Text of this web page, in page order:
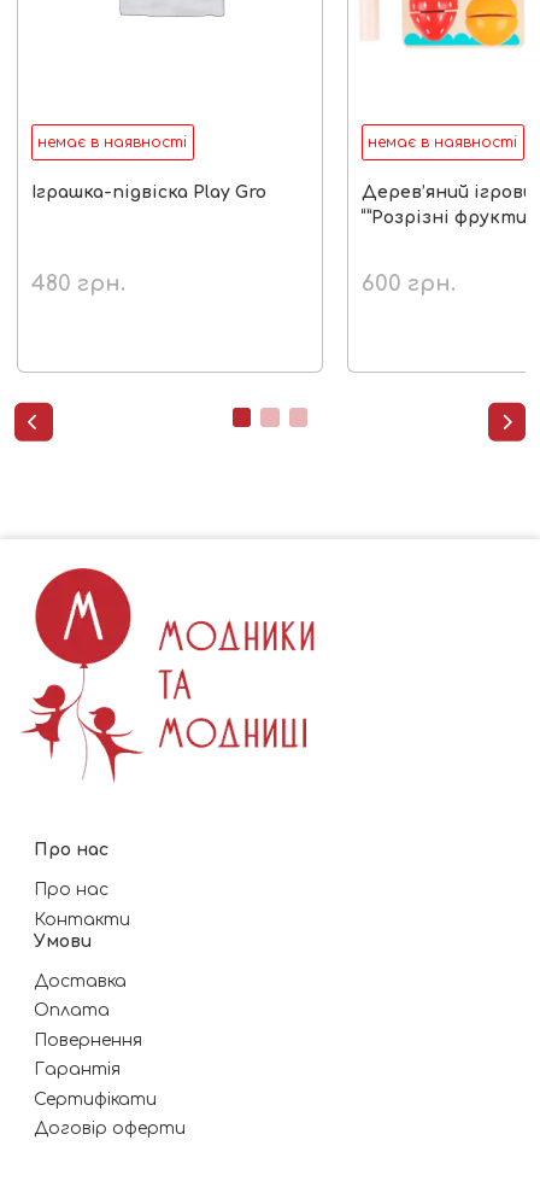
немає в наявності
Іграшка-підвіска Play Gro
480 грн.
немає в наявності
Дерев’яний
“”Розрізні фрукти
600 грн.
 
Про нас
Про нас
Контакти
Умови
Доставка
Оплата
Повернення
Гарантія
Сертифікати
Договір оферти